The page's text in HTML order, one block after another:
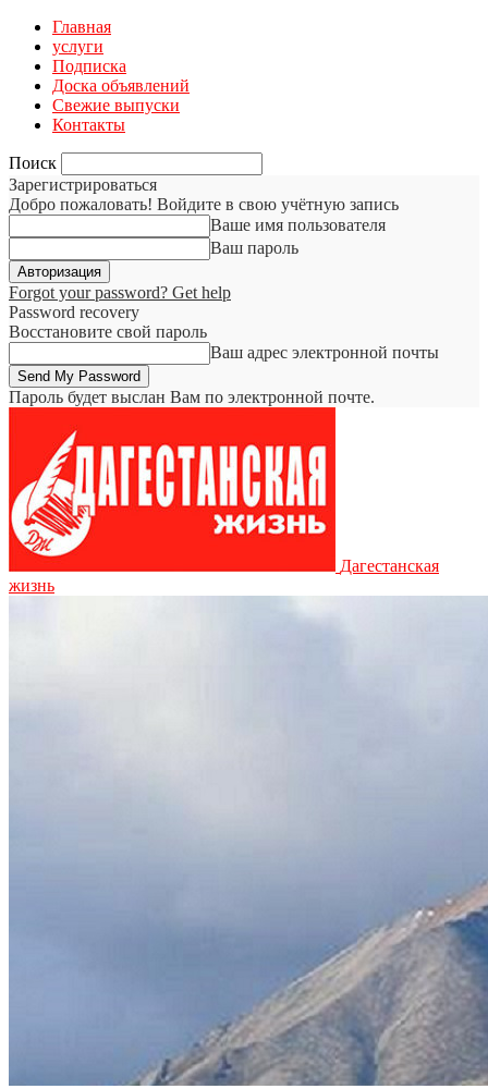
Главная
услуги
Подписка
Доска объявлений
Свежие выпуски
Контакты
Поиск
Зарегистрироваться
Добро пожаловать! Войдите в свою учётную запись
Ваше имя пользователя
Ваш пароль
Forgot your password? Get help
Password recovery
Восстановите свой пароль
Ваш адрес электронной почты
Пароль будет выслан Вам по электронной почте.
Дагестанская
жизнь